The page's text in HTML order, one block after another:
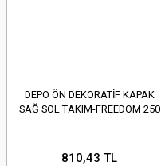
DEPO ÖN DEKORATİF KAPAK
SAĞ SOL TAKIM-FREEDOM 250
810,43 TL